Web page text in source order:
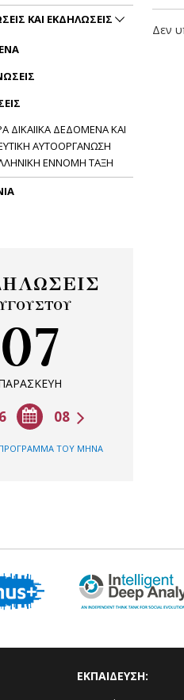
Δεν
ΚΑΙ ΕΚΔΗΛΩΣΕΙΣ
ΔΙΚΑΙΙΚΑ ΔΕΔΟΜΕΝΑ ΚΑΙ
ΑΥΤΟΟΡΓΑΝΩΣΗ
ΕΝΝΟΜΗ ΤΑΞΗ
07
08
ΠΡΟΓΡΑΜΜΑ ΤΟΥ ΜΗΝΑ
ΕΚΠΑΙΔΕΥΣΗ: